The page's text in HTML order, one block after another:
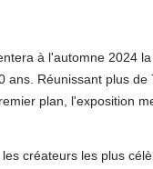
à l'automne 2024
ans. Réunissant plus
plan, l'exposition
créateurs les plus